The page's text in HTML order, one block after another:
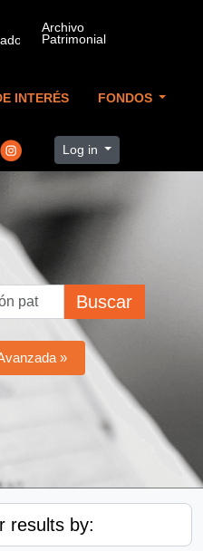
INTERÉS FONDOS
Log in
Buscar
»
results by: